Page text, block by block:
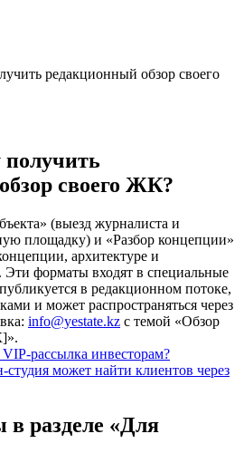
редакционный обзор своего
получить
своего ЖК?
(выезд журналиста и
площадку) и «Разбор концепции»
архитектуре и
форматы входят в специальные
в редакционном потоке,
и может распространяться через
info@yestate.kz с темой «Обзор
VIP-рассылка инвесторам?
студия может найти клиентов через
разделе «Для